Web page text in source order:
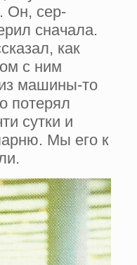
Он, сер­
сначала.
как
с ним
машины-то
потерял
сутки и
Мы его к